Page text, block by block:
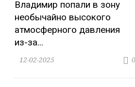
Владимир попали в зону
необычайно высокого
атмосферного давления
из-за...
0
12-02-2025